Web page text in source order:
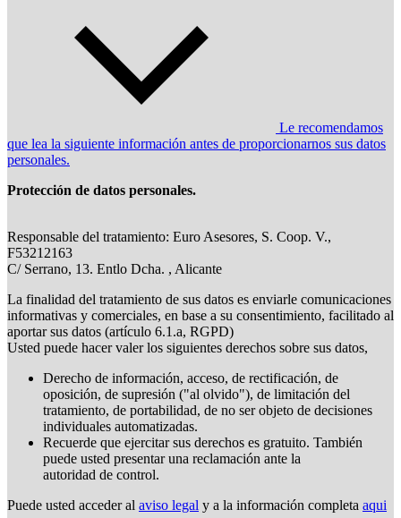
Le recomendamos
que lea la siguiente información antes de proporcionarnos sus datos
personales.
Protección de datos personales.
Responsable del tratamiento: Euro Asesores, S. Coop. V.,
F53212163
C/ Serrano, 13. Entlo Dcha. , Alicante
La finalidad del tratamiento de sus datos es enviarle comunicaciones
informativas y comerciales, en base a su consentimiento, facilitado al
aportar sus datos (artículo 6.1.a, RGPD)
Usted puede hacer valer los siguientes derechos sobre sus datos,
Derecho de información, acceso, de rectificación, de
oposición, de supresión ("al olvido"), de limitación del
tratamiento, de portabilidad, de no ser objeto de decisiones
individuales automatizadas.
Recuerde que ejercitar sus derechos es gratuito. También
puede usted presentar una reclamación ante la
autoridad de control.
Puede usted acceder al aviso legal y a la información completa aqui